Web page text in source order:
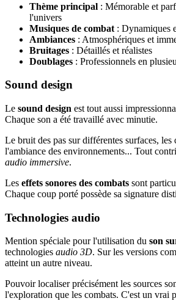
Thème principal : Mémorable et
l'univers
Musiques de combat : Dynamiques
Ambiances : Atmosphériques et
Bruitages : Détaillés et réalistes
Doublages : Professionnels en
Sound design
Le sound design est tout aussi
Chaque son a été travaillé avec minutie.
Le bruit des pas sur différentes surfaces, les
l'ambiance des environnements... Tout
audio immersive.
Les effets sonores des combats sont
Chaque coup porté possède sa signature
Technologies audio
Mention spéciale pour l'utilisation du son
technologies audio 3D. Sur les versions
atteint un autre niveau.
Pouvoir localiser précisément les sources
l'exploration que les combats. C'est un vrai